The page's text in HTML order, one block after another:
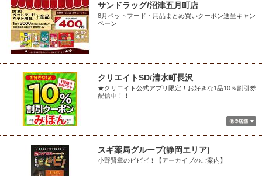
サンドラッグ/沼津五月町店
8月ペットフード・用品まとめ買いクーポン進呈キャン
ペーン
クリエイトSD/清水町長沢
★クリエイト公式アプリ限定！お好きな1品10％割引券
配信中！！
スギ薬局グループ(静岡エリア)
小野賢章のビビビ！【アーカイブのご案内】